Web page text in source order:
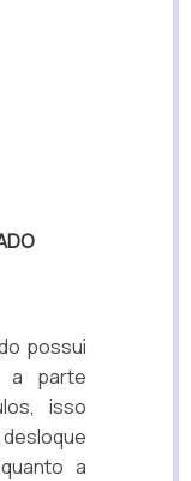
possui
a parte
isso
a